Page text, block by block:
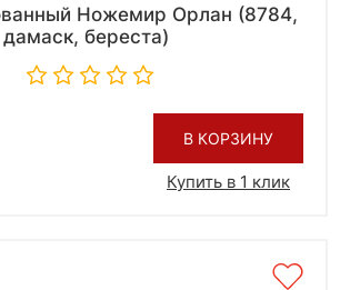
Ножемир Орлан (8784,
дамаск, береста)
В КОРЗИНУ
Купить в 1 клик